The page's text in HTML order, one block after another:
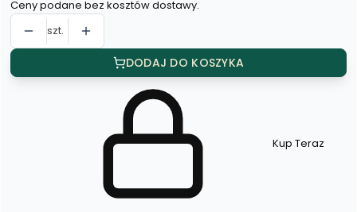
Ceny podane bez kosztów dostawy.
szt.
DODAJ DO KOSZYKA
Szybki
produktu
Spinki
do
Kup Teraz